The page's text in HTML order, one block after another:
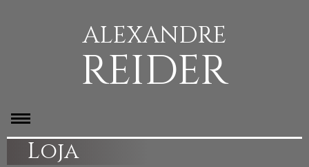
ALEXANDRE
REIDER
Loja